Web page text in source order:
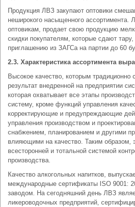
Продукция ЛВЗ закупают оптовики
неширокого насыщенного ассортимента.
оптовикам, продает свою продукцию
скидки покупателям, которые сдают
приглашению из ЗАГСа на партии до 60
2.3. Характеристика ассортимента
Высокое качество, которым
результат внедренной на предприятии
которая охватывает все этапы
систему, кроме функций управления
корректирующие и предупреждающие
управления производством и
снабжением, планированием и другими
влияющими на качество. Таким образом,
всесторонней и тотальной системой
производства.
Качество алкогольных напитков,
международные сертификаты ISO 9001:
заводом. На сегодняшний день ЛВЗ
ликероводочных предприятий,